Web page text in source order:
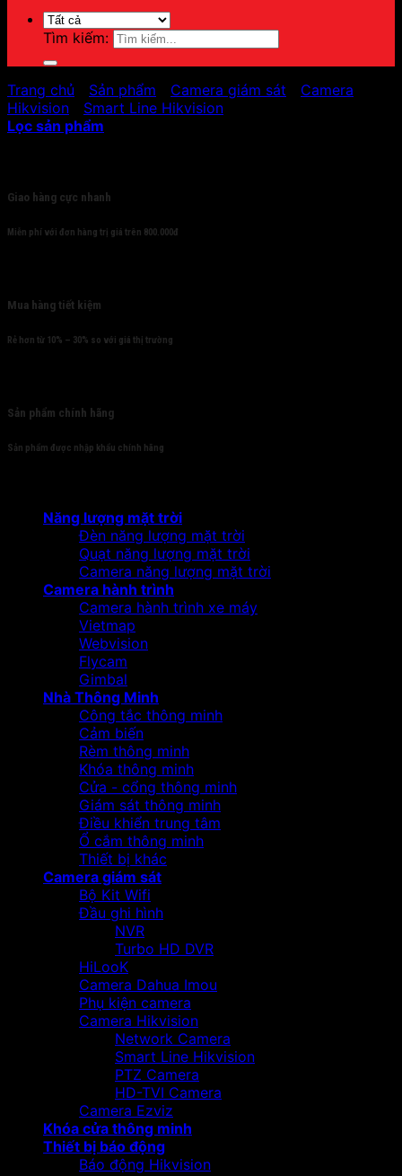
Tìm kiếm:
Trang chủ Sản phẩm Camera giám sát
Camera
Hikvision
Smart Line Hikvision
Lọc sản phẩm
Giao hàng cực nhanh
Miễn phí với đơn hàng trị giá trên 800.000đ
Mua hàng tiết kiệm
Rẻ hơn từ 10% – 30% so với giá thị trường
Sản phẩm chính hãng
Sản phẩm được nhập khẩu chính hãng
Năng lượng mặt trời
Đèn năng lượng mặt trời
Quạt năng lượng mặt trời
Camera năng lượng mặt trời
Camera hành trình
Camera hành trình xe máy
Vietmap
Webvision
Flycam
Gimbal
Nhà Thông Minh
Công tắc thông minh
Cảm biến
Rèm thông minh
Khóa thông minh
Cửa - cổng thông minh
Giám sát thông minh
Điều khiển trung tâm
Ổ cắm thông minh
Thiết bị khác
Camera giám sát
Bộ Kit Wifi
Đầu ghi hình
NVR
Turbo HD DVR
HiLooK
Camera Dahua Imou
Phụ kiện camera
Camera Hikvision
Network Camera
Smart Line Hikvision
PTZ Camera
HD-TVI Camera
Camera Ezviz
Khóa cửa thông minh
Thiết bị báo động
Báo động Hikvision